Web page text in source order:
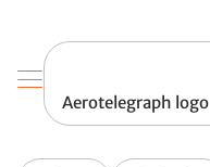
Aerotelegraph logo